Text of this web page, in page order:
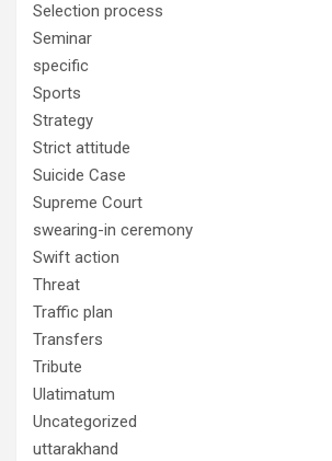
Selection process
Seminar
specific
Sports
Strategy
Strict attitude
Suicide Case
Supreme Court
swearing-in ceremony
Swift action
Threat
Traffic plan
Transfers
Tribute
Ulatimatum
Uncategorized
uttarakhand